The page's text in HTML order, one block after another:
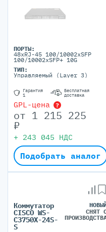
ПОРТЫ:
48xRJ-45 100/10002xSFP
100/10002xSFP+ 10G
ТИП:
Управляемый (Layer 3)
Гарантия
1
Бесплатная
доставка
GPL-цена ?
от 1 215 225
₽
+ 243 045 НДС
Окончательная цена по
Подобрать аналог
Коммутатор
CISCO WS-
C3750X-24S-
S
СНЯТ